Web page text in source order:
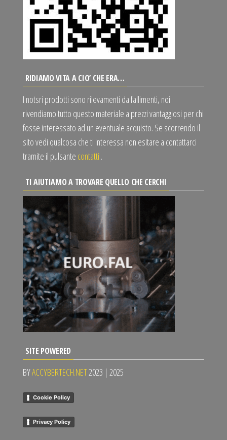
RIDIAMO VITA A CIO’ CHE ERA…
I notsri prodotti sono rilevamenti da fallimenti, noi
rivendiamo tutto questo materiale a prezzi vantaggiosi per chi
fosse interessato ad un eventuale acquisto. Se scorrendo il
sito vedi qualcosa che ti interessa non esitare a contattarci
tramite il pulsante contatti .
TI AIUTIAMO A TROVARE QUELLO CHE CERCHI
SITE POWERED
BYACCYBERTECH.NET2023 | 2025
Cookie Policy
Privacy Policy